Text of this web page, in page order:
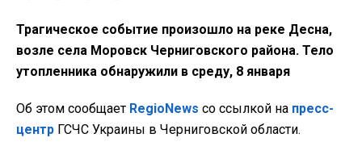
Трагическое событие произошло на реке Десна,
возле села Моровск Черниговского района. Тело
утопленника обнаружили в среду, 8 января
Об этом сообщает RegioNews со ссылкой на пресс-
центр ГСЧС Украины в Черниговской области.